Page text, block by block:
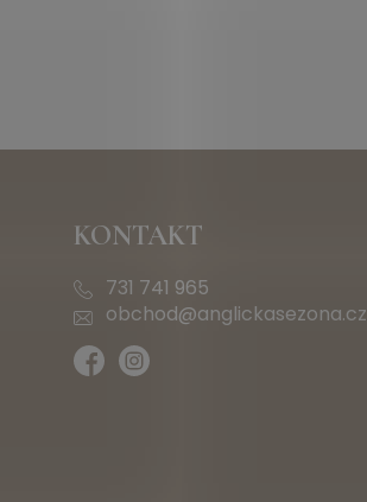
KONTAKT
731 741 965
obchod@anglickasezona.cz